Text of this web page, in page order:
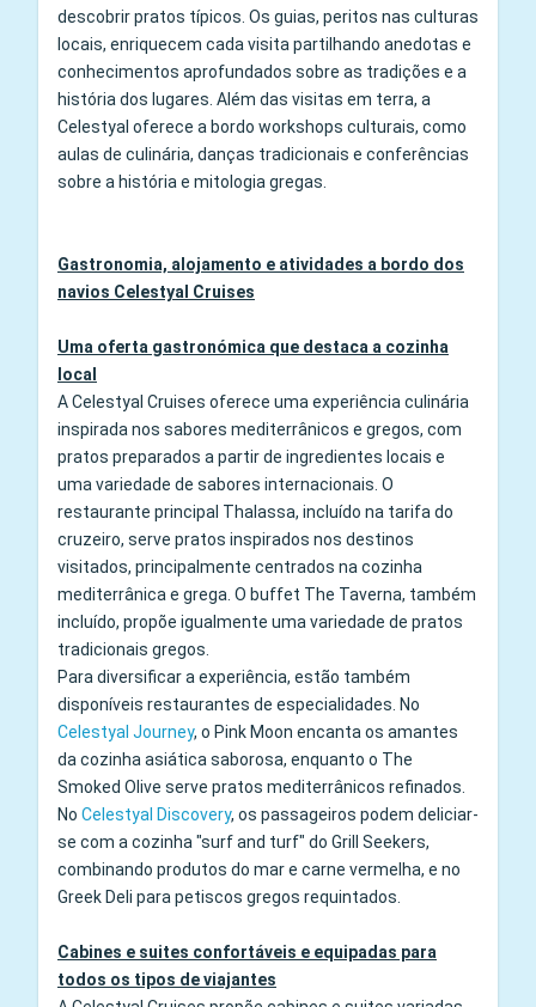
descobrir pratos típicos. Os guias, peritos nas culturas
locais, enriquecem cada visita partilhando anedotas e
conhecimentos aprofundados sobre as tradições e a
história dos lugares. Além das visitas em terra, a
Celestyal oferece a bordo workshops culturais, como
aulas de culinária, danças tradicionais e conferências
sobre a história e mitologia gregas.
Gastronomia, alojamento e atividades a bordo dos
navios Celestyal Cruises
Uma oferta gastronómica que destaca a cozinha
local
A Celestyal Cruises oferece uma experiência culinária
inspirada nos sabores mediterrânicos e gregos, com
pratos preparados a partir de ingredientes locais e
uma variedade de sabores internacionais. O
restaurante principal Thalassa, incluído na tarifa do
cruzeiro, serve pratos inspirados nos destinos
visitados, principalmente centrados na cozinha
mediterrânica e grega. O buffet The Taverna, também
incluído, propõe igualmente uma variedade de pratos
tradicionais gregos.
Para diversificar a experiência, estão também
disponíveis restaurantes de especialidades. No
Celestyal Journey, o Pink Moon encanta os amantes
da cozinha asiática saborosa, enquanto o The
Smoked Olive serve pratos mediterrânicos refinados.
No Celestyal Discovery, os passageiros podem deliciar-
se com a cozinha "surf and turf" do Grill Seekers,
combinando produtos do mar e carne vermelha, e no
Greek Deli para petiscos gregos requintados.
Cabines e suites confortáveis e equipadas para
todos os tipos de viajantes